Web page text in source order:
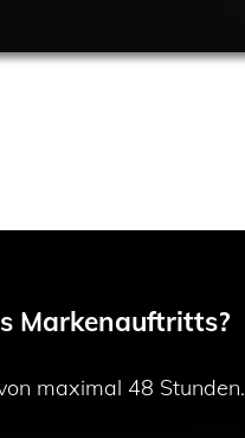
Markenauftritts?
maximal 48 Stunden.